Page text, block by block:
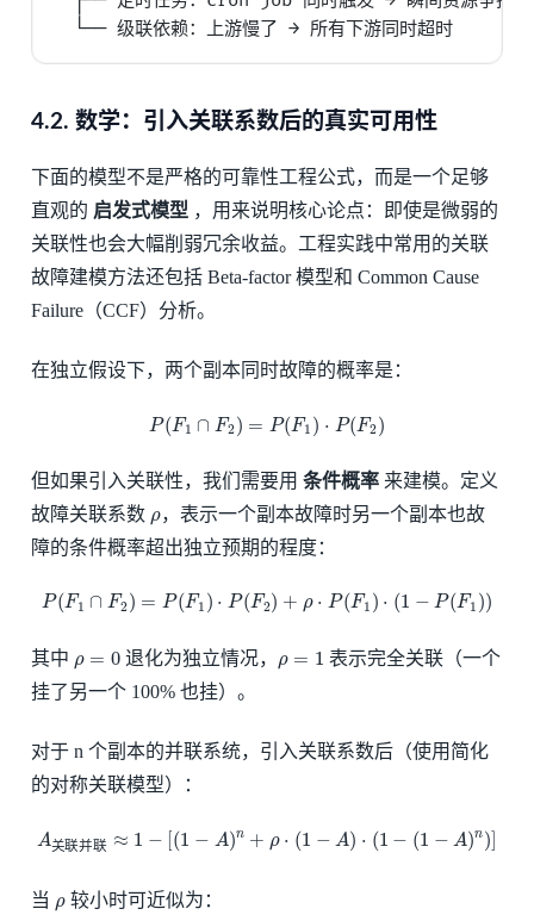
4.2. 数学：引入关联系数后的真实可用性
下面的模型不是严格的可靠性工程公式，而是一个足够
直观的 启发式模型 ，用来说明核心论点：即使是微弱的
关联性也会大幅削弱冗余收益。工程实践中常用的关联
故障建模方法还包括 Beta-factor 模型和 Common Cause
Failure（CCF）分析。
在独立假设下，两个副本同时故障的概率是：
P(F1 ∩ F2) = P(F1 ) ⋅ P(F2)
P F1 ∩F2 P(F1) ⋅P F2)
但如果引入关联性，我们需要用 条件概率来建模。定义
故障关联系数 ρ
ρ，表示一个副本故障时另一个副本也故
障的条件概率超出独立预期的程度：
P(F1 ∩ F2) = P(F1 ) ⋅ P(F2) + ρ ⋅ P(F1 ) ⋅ (1 − P(F1 ))
P(F 1 2)=P F )⋅P(F 2 + F1)⋅(1 − (F
其中 ρ = 0
ρ= 退化为独立情况， ρ = 1
ρ=
表示完全关联（一个
挂了另一个 100% 也挂）。
对于 n 个副本的并联系统，引入关联系数后（使用简化
的对称关联模型）：
A关联并联 ≈ 1 − [(1 − A)n + ρ ⋅ (1 − A) ⋅ (1 − (1 − A)n)]
联 联≈ 1−A) ⋅(1 )⋅( −(1 A)n
当 ρ
ρ较小时可近似为：